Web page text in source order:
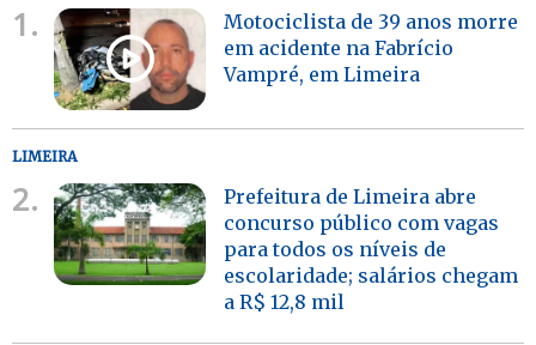
1.
Motociclista de 39 anos morre
em acidente na Fabrício
Vampré, em Limeira
LIMEIRA
2.
Prefeitura de Limeira abre
concurso público com vagas
para todos os níveis de
escolaridade; salários chegam
a R$ 12,8 mil